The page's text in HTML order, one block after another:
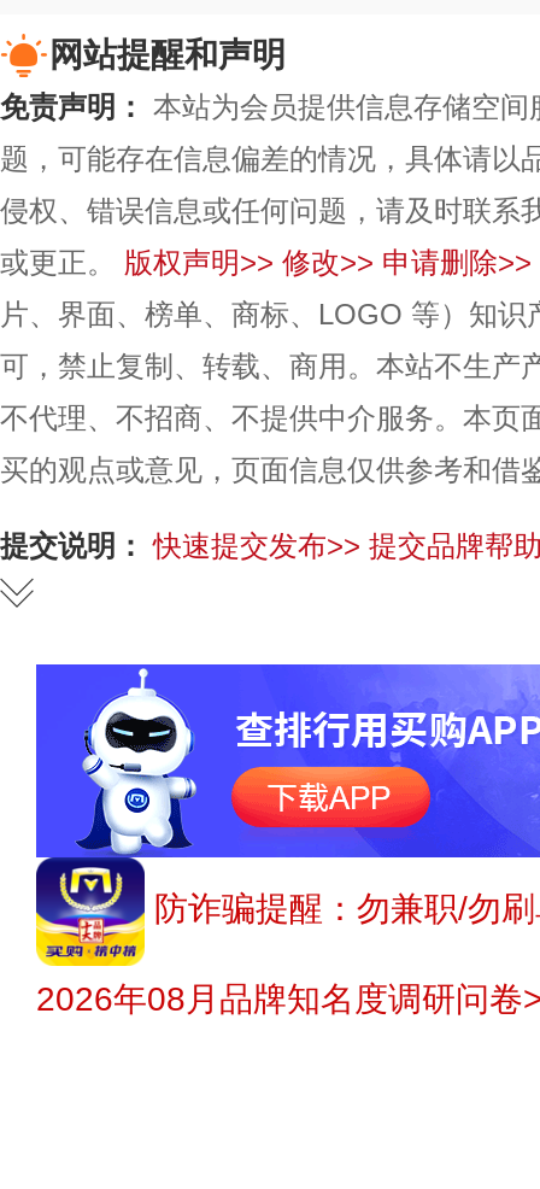
网站提醒和声明
免责声明： 本站为会员提供信息存储空
题，可能存在信息偏差的情况，具体请以
侵权、错误信息或任何问题，请及时联系
或更正。
版权声明>> 修改>> 申请删除>>
片、界面、榜单、商标、LOGO 等）知
可，禁止复制、转载、商用。本站不生产
不代理、不招商、不提供中介服务。本页
买的观点或意见，页面信息仅供参考和借
提交说明： 快速提交发布>> 提交品牌帮
防诈骗提醒：勿兼职/勿
2026年08月品牌知名度调研问卷